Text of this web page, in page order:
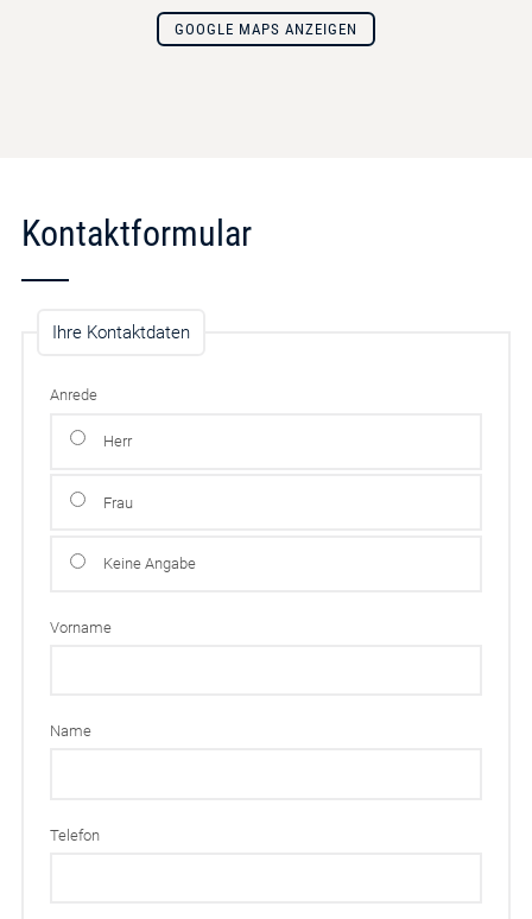
GOOGLE MAPS ANZEIGEN
Kontaktformular
Ihre Kontaktdaten
Anrede
Herr
Frau
Keine Angabe
Vorname
Name
Telefon